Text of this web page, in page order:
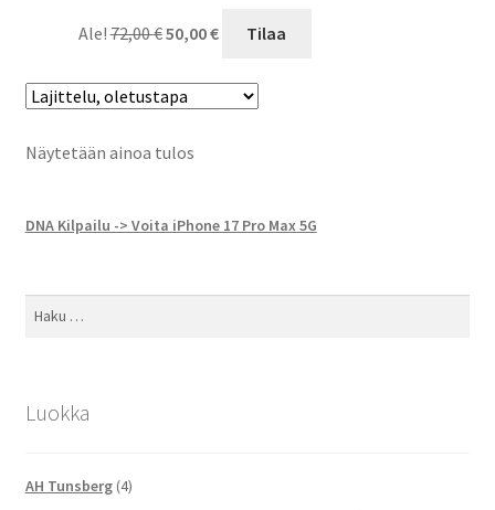
Ale!72,00€
hinta
72,00 €.
50,00€
50,00 €.
Tilaa
Näytetään ainoa tulos
DNA Kilpailu -> Voita iPhone 17 Pro Max 5G
Haku:
Luokka
AH Tunsberg (4)